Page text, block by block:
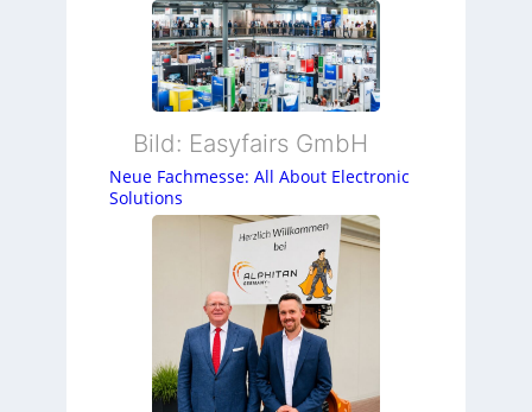
Bild: Easyfairs GmbH
Neue Fachmesse: All About Electronic
Solutions